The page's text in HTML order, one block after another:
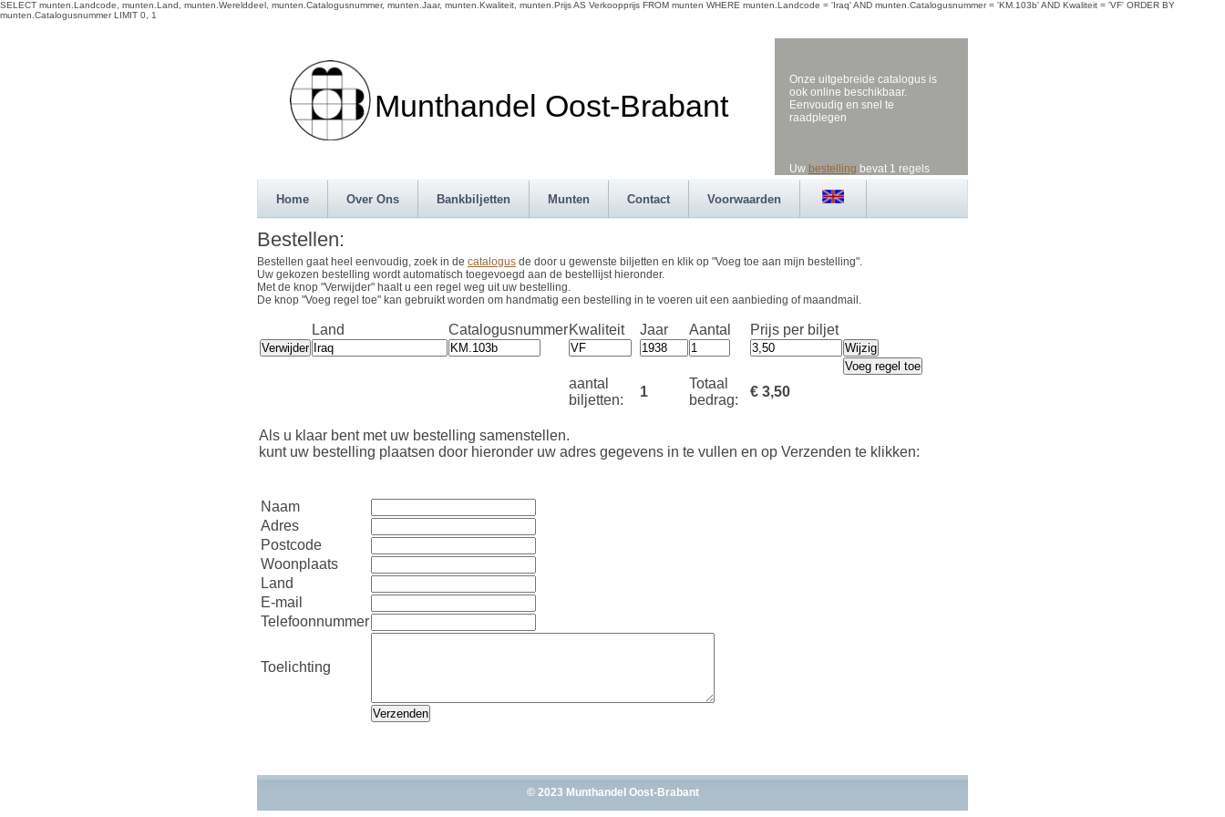
SELECT munten.Landcode, munten.Land, munten.Werelddeel, munten.Catalogusnummer, munten.Jaar, munten.Kwaliteit, munten.Prijs AS Verkoopprijs FROM munten WHERE munten.Landcode = 'Iraq' AND munten.Catalogusnummer = 'KM.103b' AND Kwaliteit = 'VF' ORDER BY
munten.Catalogusnummer LIMIT 0, 1
Munthandel Oost-Brabant
Onze uitgebreide catalogus is
ook online beschikbaar.
Eenvoudig en snel te
raadplegen
Uw bestelling bevat 1 regels
Home Over Ons Bankbiljetten Munten Contact Voorwaarden
Bestellen:
Bestellen gaat heel eenvoudig, zoek in de catalogus de door u gewenste biljetten en klik op "Voeg toe aan mijn bestelling".
Uw gekozen bestelling wordt automatisch toegevoegd aan de bestellijst hieronder.
Met de knop "Verwijder" haalt u een regel weg uit uw bestelling.
De knop "Voeg regel toe" kan gebruikt worden om handmatig een bestelling in te voeren uit een aanbieding of maandmail.
Land CatalogusnummerKwaliteit Jaar Aantal Prijs per biljet
aantal
biljetten:
1
Totaal
bedrag:
€ 3,50
Als u klaar bent met uw bestelling samenstellen.
kunt uw bestelling plaatsen door hieronder uw adres gegevens in te vullen en op Verzenden te klikken:
Naam
Adres
Postcode
Woonplaats
Land
E-mail
Telefoonnummer
Toelichting
© 2023 Munthandel Oost-Brabant